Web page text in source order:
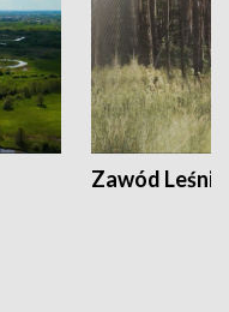
Zawód Leśnik